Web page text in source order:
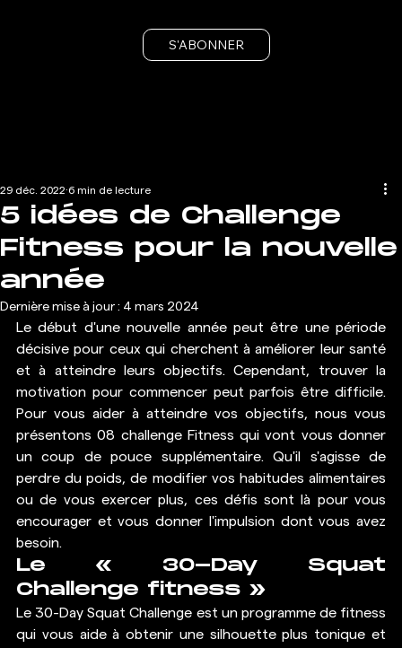
S'ABONNER
5 idées de Challenge
Fitness pour la nouvelle
année
29 déc. 2022 6 min de lecture
Dernière mise à jour : 4 mars 2024
Le début d'une nouvelle année peut être une période
décisive pour ceux qui cherchent à améliorer leur santé
et à atteindre leurs objectifs. Cependant, trouver la
motivation pour commencer peut parfois être difficile.
Pour vous aider à atteindre vos objectifs, nous vous
présentons 08 challenge Fitness qui vont vous donner
un coup de pouce supplémentaire. Qu'il s'agisse de
perdre du poids, de modifier vos habitudes alimentaires
ou de vous exercer plus, ces défis sont là pour vous
encourager et vous donner l'impulsion dont vous avez
besoin.
Le « 30-Day Squat
Challenge fitness »
Le 30-Day Squat Challenge est un programme de fitness
qui vous aide à obtenir une silhouette plus tonique et